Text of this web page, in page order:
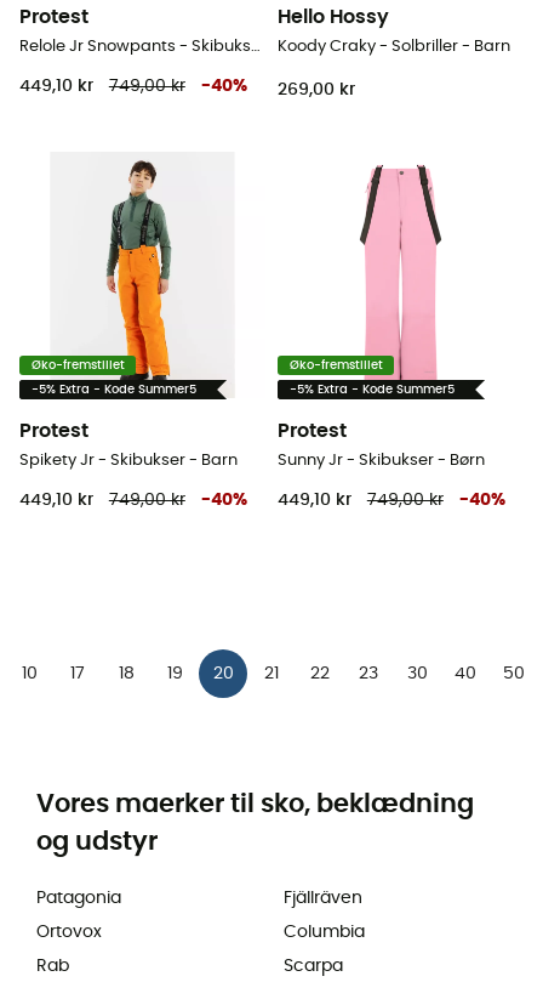
Protest
Relole Jr Snowpants - Skibukser - Barn
449,10 kr 749,00 kr -40%
Hello Hossy
Koody Craky - Solbriller - Barn
269,00 kr
Øko-fremstillet
-5% Extra - Kode Summer5
Protest
Spikety Jr - Skibukser - Barn
449,10 kr 749,00 kr -40%
Øko-fremstillet
-5% Extra - Kode Summer5
Protest
Sunny Jr - Skibukser - Børn
449,10 kr 749,00 kr -40%
10 17 18 19 20 21 22 23 30 40 50
Vores maerker til sko, beklædning
og udstyr
Patagonia
Ortovox
Rab
Fjällräven
Columbia
Scarpa